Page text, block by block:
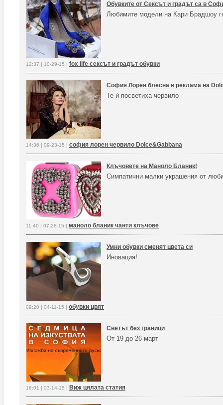
Обувките от Сексът и градът са в
Любимите модели на Кари Брадшоу
12:37 | 10-29-15 | fox life сексът и градът обувки
София Лорен блесна в реклама на
Те ѝ посветиха червило
14:36 | 09-23-15 | софия лорен червило Dolce&Gabbana
Клъчовете на Маноло Бланик!
Симпатични малки украшения от
11:40 | 07-28-15 | маноло бланик чанти клъчове
Умни обувки сменят цвета си
Иновация!
09:20 | 04-11-15 | обувки цвят
Светът без граници
От 19 до 26 март
16:01 | 03-14-15 | Виж цялата статия